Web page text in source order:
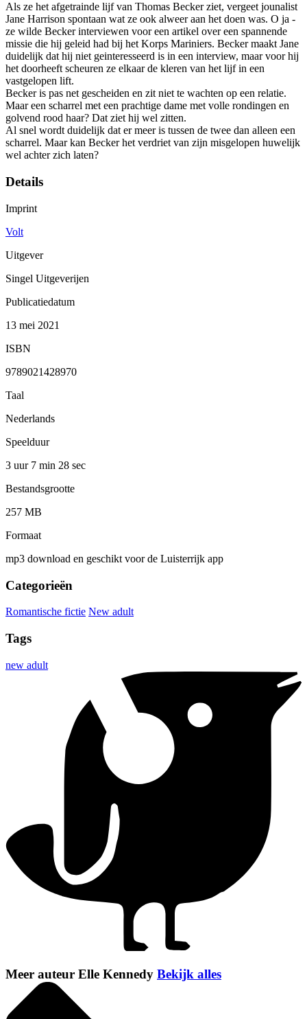
Als ze het afgetrainde lijf van Thomas Becker ziet, vergeet jounalist
Jane Harrison spontaan wat ze ook alweer aan het doen was. O ja -
ze wilde Becker interviewen voor een artikel over een spannende
missie die hij geleid had bij het Korps Mariniers. Becker maakt Jane
duidelijk dat hij niet geinteresseerd is in een interview, maar voor hij
het doorheeft scheuren ze elkaar de kleren van het lijf in een
vastgelopen lift.
Becker is pas net gescheiden en zit niet te wachten op een relatie.
Maar een scharrel met een prachtige dame met volle rondingen en
golvend rood haar? Dat ziet hij wel zitten.
Al snel wordt duidelijk dat er meer is tussen de twee dan alleen een
scharrel. Maar kan Becker het verdriet van zijn misgelopen huwelijk
wel achter zich laten?
Details
Imprint
Volt
Uitgever
Singel Uitgeverijen
Publicatiedatum
13 mei 2021
ISBN
9789021428970
Taal
Nederlands
Speelduur
3 uur 7 min 28 sec
Bestandsgrootte
257 MB
Formaat
mp3 download en geschikt voor de Luisterrijk app
Categorieën
Romantische fictie New adult
Tags
new adult
Meer auteur Elle Kennedy Bekijk alles